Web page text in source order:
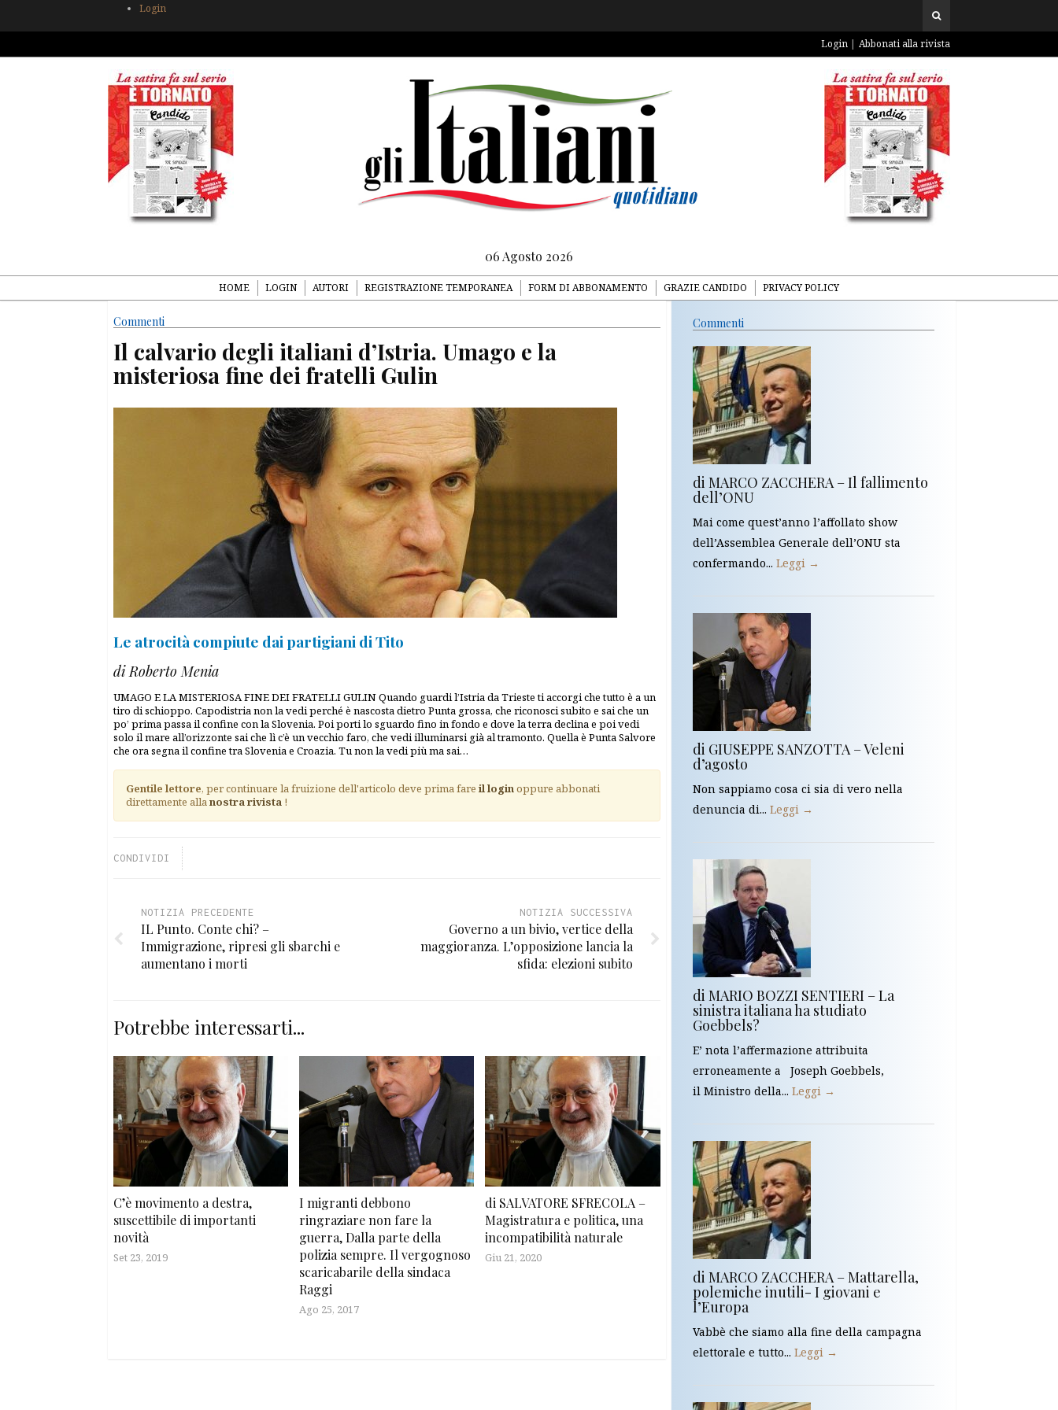
Login
Login Abbonati alla rivista
06 Agosto 2026
HOME LOGIN AUTORI REGISTRAZIONE TEMPORANEA FORM DI ABBONAMENTO GRAZIE CANDIDO PRIVACY POLICY
Commenti
Il calvario degli italiani d’Istria. Umago e la
misteriosa fine dei fratelli Gulin
Le atrocità compiute dai partigiani di Tito
di Roberto Menia
UMAGO E LA MISTERIOSA FINE DEI FRATELLI GULIN Quando guardi l’Istria da Trieste ti accorgi che tutto è a un
tiro di schioppo. Capodistria non la vedi perché è nascosta dietro Punta grossa, che riconosci subito e sai che un
po’ prima passa il confine con la Slovenia. Poi porti lo sguardo fino in fondo e dove la terra declina e poi vedi
solo il mare all’orizzonte sai che lì c’è un vecchio faro, che vedi illuminarsi già al tramonto. Quella è Punta Salvore
che ora segna il confine tra Slovenia e Croazia. Tu non la vedi più ma sai…
Gentile lettore, per continuare la fruizione dell'articolo deve prima fare il loginoppure abbonati
direttamente allanostra rivista !
CONDIVIDI
NOTIZIA PRECEDENTE
IL Punto. Conte chi? –
Immigrazione, ripresi gli sbarchi e
aumentano i morti
NOTIZIA SUCCESSIVA
Governo a un bivio, vertice della
maggioranza. L’opposizione lancia la
sfida: elezioni subito
Potrebbe interessarti...
C’è movimento a destra,
suscettibile di importanti
novità
Set 23, 2019
I migranti debbono
ringraziare non fare la
guerra, Dalla parte della
polizia sempre. Il vergognoso
scaricabarile della sindaca
Raggi
Ago 25, 2017
di SALVATORE SFRECOLA –
Magistratura e politica, una
incompatibilità naturale
Giu 21, 2020
Commenti
di MARCO ZACCHERA – Il fallimento
dell’ONU
Mai come quest’anno l’affollato show
dell’Assemblea Generale dell’ONU sta
confermando... Leggi →
di GIUSEPPE SANZOTTA – Veleni
d’agosto
Non sappiamo cosa ci sia di vero nella
denuncia di... Leggi →
di MARIO BOZZI SENTIERI – La
sinistra italiana ha studiato
Goebbels?
E’ nota l’affermazione attribuita
erroneamente a Joseph Goebbels,
il Ministro della... Leggi →
di MARCO ZACCHERA – Mattarella,
polemiche inutili- I giovani e
l’Europa
Vabbè che siamo alla fine della campagna
elettorale e tutto... Leggi →